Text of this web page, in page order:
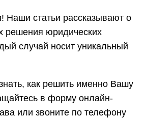
Наши статьи рассказывают о
решения юридических
случай носит уникальный
как решить именно Вашу
в форму онлайн-
или звоните по телефону